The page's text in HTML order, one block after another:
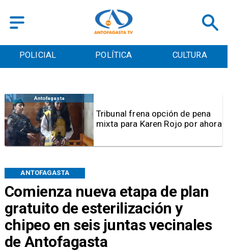
POLICIAL POLÍTICA CULTURA
Comienza nueva etapa de plan
gratuito de esterilización y
chipeo en seis juntas vecinales
de Antofagasta
ANTOFAGASTA
Antofagasta
Tribunal frena opción de pena
mixta para Karen Rojo por ahora